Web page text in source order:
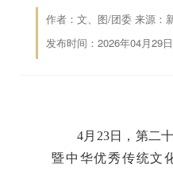
作者：文、图/团委 来源：
发布时间：2026年04月29
4月23日，第二
暨中华优秀传统文